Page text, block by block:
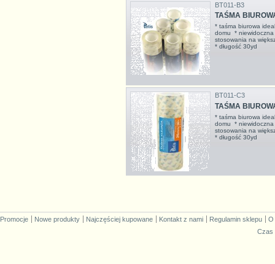
BT011-B3
TAŚMA
* taśma biurowa
domu *
stosowania na
* długość 30yd
BT011-C3
TAŚMA
* taśma biurowa
domu *
stosowania na
* długość 30yd
Promocje Nowe produkty Najczęściej kupowane Kontakt z nami Regulamin sklepu
O
Czas